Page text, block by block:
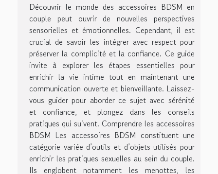
Découvrir le monde des accessoires BDSM en
couple peut ouvrir de nouvelles perspectives
sensorielles et émotionnelles. Cependant, il est
crucial de savoir les intégrer avec respect pour
préserver la complicité et la confiance. Ce guide
invite à explorer les étapes essentielles pour
enrichir la vie intime tout en maintenant une
communication ouverte et bienveillante. Laissez-
vous guider pour aborder ce sujet avec sérénité
et confiance, et plongez dans les conseils
pratiques qui suivent. Comprendre les accessoires
BDSM Les accessoires BDSM constituent une
catégorie variée d’outils et d’objets utilisés pour
enrichir les pratiques sexuelles au sein du couple.
Ils englobent notamment les menottes, les